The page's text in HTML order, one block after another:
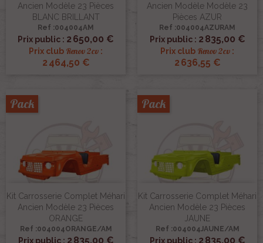
Ancien Modèle 23 Pièces
BLANC BRILLANT
Ref :004004AM
Prix public : 2 650,00 €
Prix club Renov 2cv :
2 464,50 €
Ancien Modèle Modèle 23
Pièces AZUR
Ref :004004AZURAM
Prix public : 2 835,00 €
Prix club Renov 2cv :
2 636,55 €
Kit Carrosserie Complet Méhari
Ancien Modèle 23 Pièces
ORANGE
Ref :004004ORANGE/AM
Prix public : 2 835,00 €
Pack
Kit Carrosserie Complet Méhari
Ancien Modèle 23 Pièces
JAUNE
Ref :004004JAUNE/AM
Prix public : 2 835,00 €
Pack